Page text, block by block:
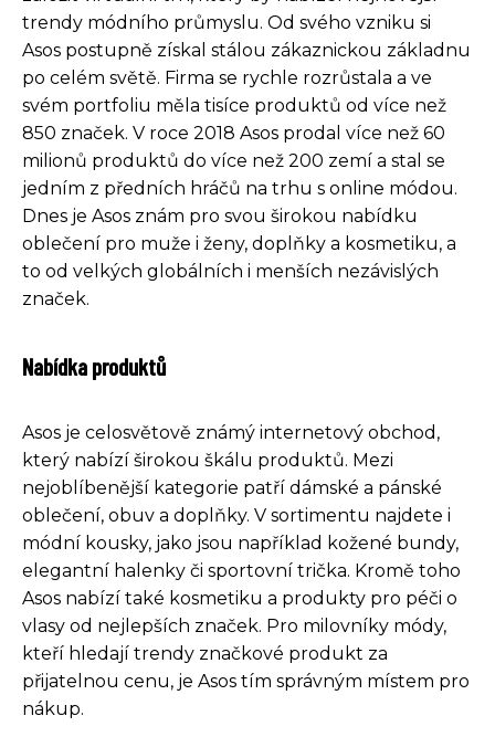
trendy módního průmyslu. Od svého vzniku si
Asos postupně získal stálou zákaznickou základnu
po celém světě. Firma se rychle rozrůstala a ve
svém portfoliu měla tisíce produktů od více než
850 značek. V roce 2018 Asos prodal více než 60
milionů produktů do více než 200 zemí a stal se
jedním z předních hráčů na trhu s online módou.
Dnes je Asos znám pro svou širokou nabídku
oblečení pro muže i ženy, doplňky a kosmetiku, a
to od velkých globálních i menších nezávislých
značek.
Nabídka produktů
Asos je celosvětově známý internetový obchod,
který nabízí širokou škálu produktů. Mezi
nejoblíbenější kategorie patří dámské a pánské
oblečení, obuv a doplňky. V sortimentu najdete i
módní kousky, jako jsou například kožené bundy,
elegantní halenky či sportovní trička. Kromě toho
Asos nabízí také kosmetiku a produkty pro péči o
vlasy od nejlepších značek. Pro milovníky módy,
kteří hledají trendy značkové produkt za
přijatelnou cenu, je Asos tím správným místem pro
nákup.